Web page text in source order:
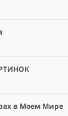
в Моем Мире